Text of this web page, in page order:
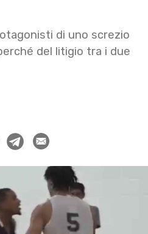
di uno screzio
del litigio tra i due